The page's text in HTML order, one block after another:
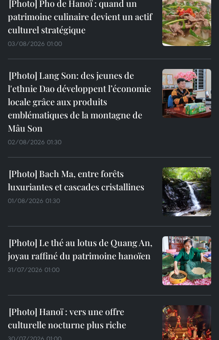
Pho de Hanoï : quand un
patrimoine culinaire devient un actif
culturel stratégique
03/08/2026 01:00
Lang Son: des jeunes de
l'ethnie Dao développent l’économie
locale grâce aux produits
emblématiques de la montagne de
Mâu Son
02/08/2026 01:30
Bach Ma, entre forêts
luxuriantes et cascades cristallines
01/08/2026 01:30
Le thé au lotus de Quang An,
joyau raffiné du patrimoine hanoïen
31/07/2026 01:00
Hanoï : vers une offre
culturelle nocturne plus riche